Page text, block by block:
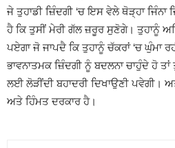
ਜੇ ਤੁਹਾਡੀ ਜ਼ਿੰਦਗੀ ‘ਚ ਇਸ ਵੇਲੇ ਥੋੜ੍ਹਾ
ਹੈ ਕਿ ਤੁਸੀਂ ਮੇਰੀ ਗੱਲ ਜ਼ਰੂਰ ਸੁਣੋਗੇ। ਤੁਹਾਨੂੰ
ਪਏਗਾ ਜੋ ਜਾਪਦੈ ਕਿ ਤੁਹਾਨੂੰ ਚੱਕਰਾਂ ‘ਚ ਘੁੰਮਾ
ਭਾਵਨਾਤਮਕ ਜ਼ਿੰਦਗੀ ਨੂੰ ਬਦਲਨਾ ਚਾਹੁੰਦੇ ਹੋ
ਲਈ ਲੋੜੀਂਦੀ ਬਹਾਦਰੀ ਦਿਖਾਉਣੀ
ਅਤੇ ਹਿੰਮਤ ਦਰਕਾਰ ਹੈ।